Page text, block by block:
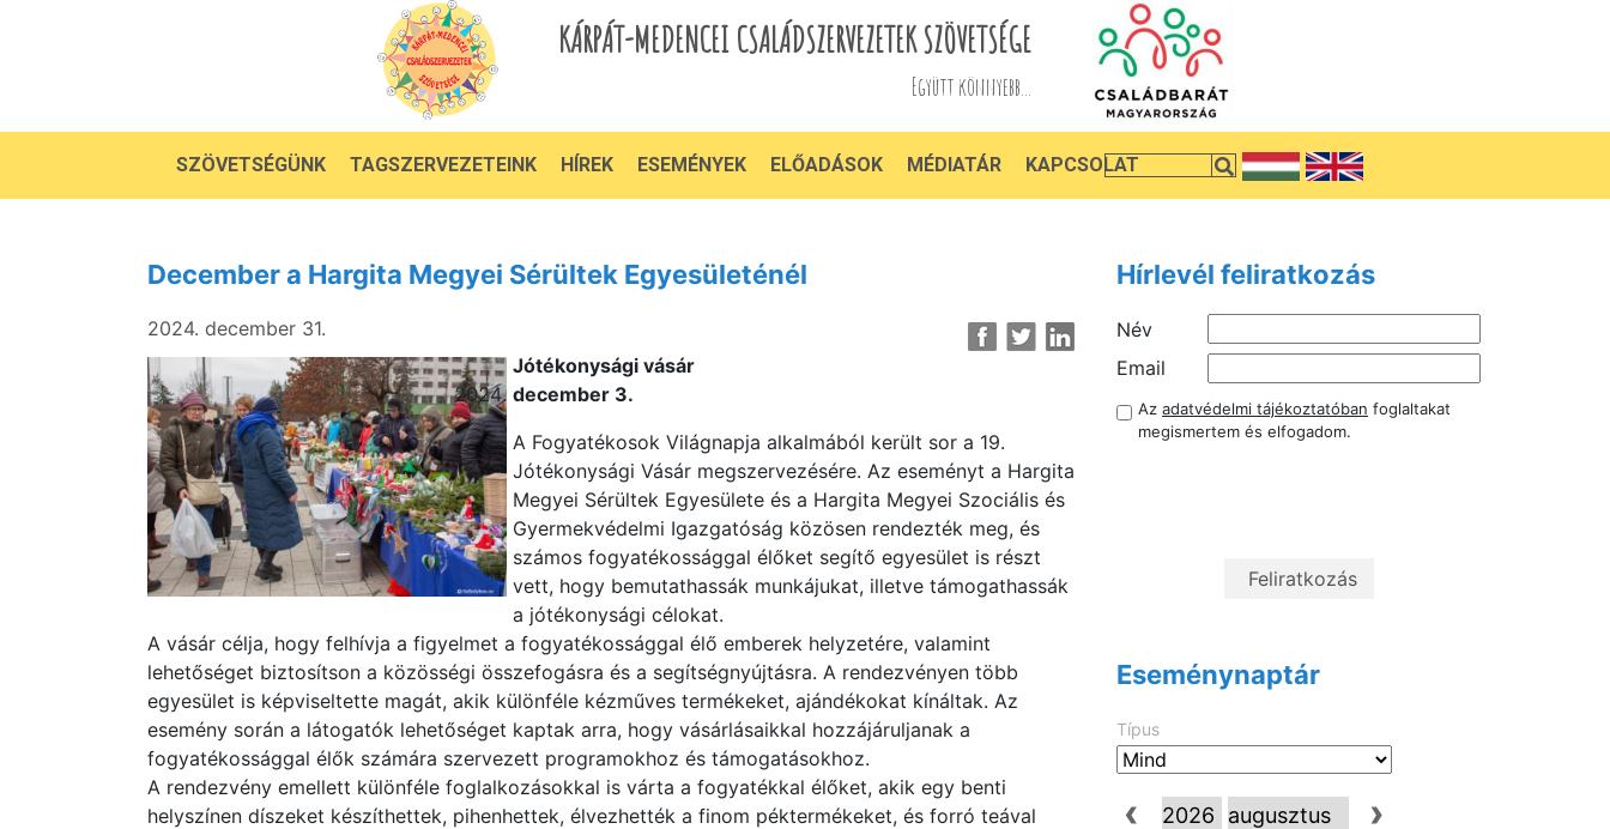
KÁRPÁT-MEDENCEI CSALÁDSZERVEZETEK SZÖVETSÉGE
Együtt könnyebb...
SZÖVETSÉGÜNK TAGSZERVEZETEINK HÍREK ESEMÉNYEK ELŐADÁSOK MÉDIATÁR KAPCSOLAT
December a Hargita Megyei Sérültek Egyesületénél
2024. december 31.
Jótékonysági vásár
december 3.
A Fogyatékosok Világnapja alkalmából került sor a 19.
Jótékonysági Vásár megszervezésére. Az eseményt a Hargita
Megyei Sérültek Egyesülete és a Hargita Megyei Szociális és
Gyermekvédelmi Igazgatóság közösen rendezték meg, és
számos fogyatékossággal élőket segítő egyesület is részt
vett, hogy bemutathassák munkájukat, illetve támogathassák
a jótékonysági célokat.
A vásár célja, hogy felhívja a figyelmet a fogyatékossággal élő emberek helyzetére, valamint
lehetőséget biztosítson a közösségi összefogásra és a segítségnyújtásra. A rendezvényen több
egyesület is képviseltette magát, akik különféle kézműves termékeket, ajándékokat kínáltak. Az
esemény során a látogatók lehetőséget kaptak arra, hogy vásárlásaikkal hozzájáruljanak a
fogyatékossággal élők számára szervezett programokhoz és támogatásokhoz.
A rendezvény emellett különféle foglalkozásokkal is várta a fogyatékkal élőket, akik egy benti
helyszínen díszeket készíthettek, pihenhettek, élvezhették a finom péktermékeket, és forró teával
Hírlevél feliratkozás
Név
Email
Az adatvédelmi tájékoztatóban foglaltakat
megismertem és elfogadom.
Eseménynaptár
Típus